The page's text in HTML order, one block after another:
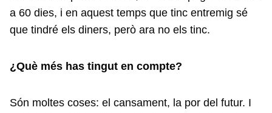
a 60 dies, i en aquest temps que tinc entremig sé
que tindré els diners, però ara no els tinc.
¿Què més has tingut en compte?
Són moltes coses: el cansament, la por del futur. I